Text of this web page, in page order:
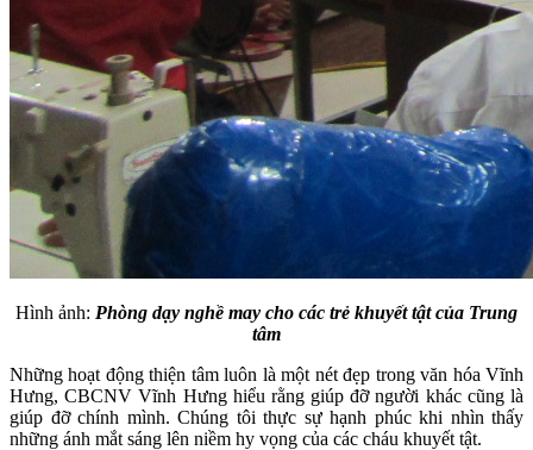
Hình ảnh: Phòng dạy nghề may cho các trẻ khuyết tật của Trung
tâm
Những hoạt động thiện tâm luôn là một nét đẹp trong văn hóa Vĩnh
Hưng, CBCNV Vĩnh Hưng hiểu rằng giúp đỡ người khác cũng là
giúp đỡ chính mình. Chúng tôi thực sự hạnh phúc khi nhìn thấy
những ánh mắt sáng lên niềm hy vọng của các cháu khuyết tật.